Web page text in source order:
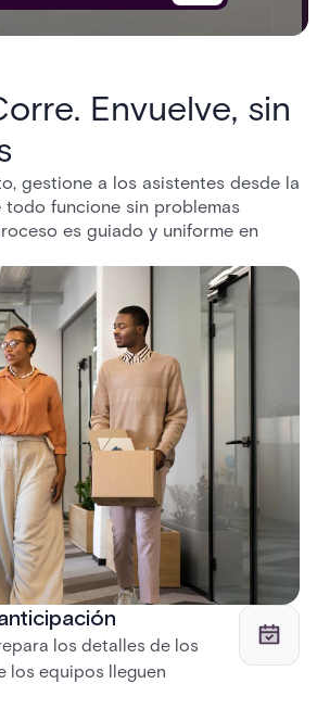
Envuelve, sin
gestione a los asistentes desde la
funcione sin problemas
es guiado y uniforme en
los detalles de los
los equipos lleguen